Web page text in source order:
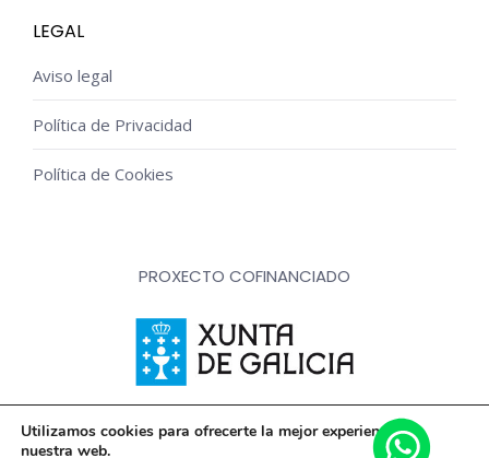
LEGAL
Aviso legal
Política de Privacidad
Política de Cookies
PROXECTO COFINANCIADO
Innovación, dixitalización e implantación de novas fórmulas
Utilizamos cookies para ofrecerte la mejor experiencia en
nuestra web.